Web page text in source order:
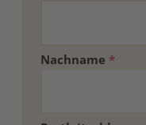
Nachname *